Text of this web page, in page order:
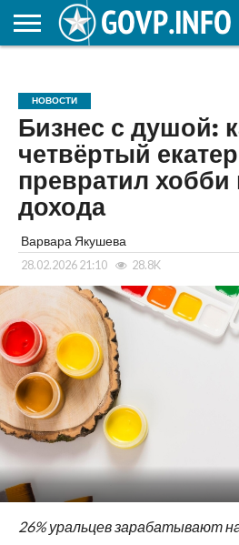
ОБРАЗОВАНИЕ
НОВОСТИ
Бизнес с душой:
четвёртый
превратил хобби
дохода
Варвара Якушева
28.02.2026 21:10 28.8K
26% уральцев зарабатывают